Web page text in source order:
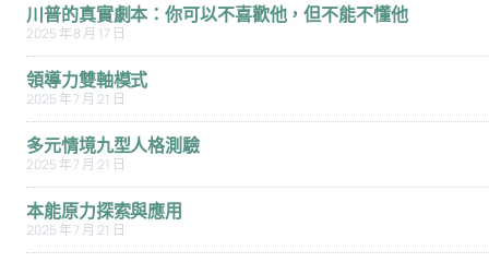
川普的真實劇本：你可以不喜歡他，但不能不懂他
2025 年 8 月 17 日
領導力雙軸模式
2025 年 7 月 21 日
多元情境九型人格測驗
2025 年 7 月 21 日
本能原力探索與應用
2025 年 7 月 21 日